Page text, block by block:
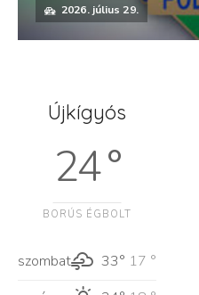
2026. július 29.
Újkígyós
24 °
BORÚS ÉGBOLT
szombat 33° 17 °